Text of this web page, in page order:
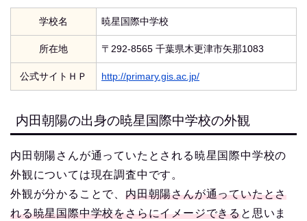
学校名 暁星国際中学校
所在地 〒292-8565 千葉県木更津市矢那1083
公式サイトＨＰ http://primary.gis.ac.jp/
内田朝陽の出身の暁星国際中学校の外観
内田朝陽さんが通っていたとされる暁星国際中学校の
外観については現在調査中です。
外観が分かることで、 内田朝陽さんが通っていたとさ
れる暁星国際中学校をさらにイメージできると思いま